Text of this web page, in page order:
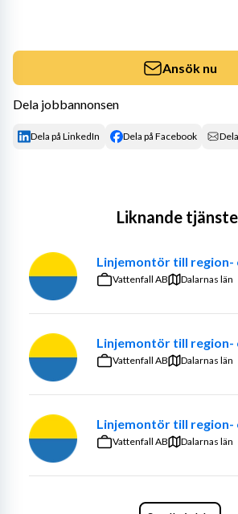
Ansök nu
Dela jobbannonsen
Dela på LinkedIn Dela på Facebook
Liknande
Linjemontör till region-
Vattenfall AB Dalarnas län
Linjemontör till region-
Vattenfall AB Dalarnas län
Linjemontör till region-
Vattenfall AB Dalarnas län